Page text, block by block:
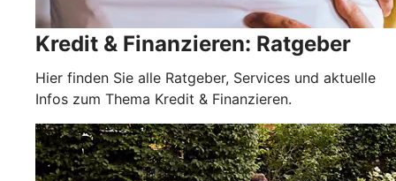
Kredit & Finanzieren: Ratgeber
Hier finden Sie alle Ratgeber, Services und aktuelle
Infos zum Thema Kredit & Finanzieren.